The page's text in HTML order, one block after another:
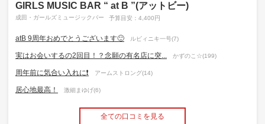
GIRLS MUSIC BAR “ at B ”(アットビー)
成田・ガールズミュージックバー 予算目安：4,400円
atB 9周年おめでとうございます🙂 ルビィニキ一号(7)
実はお会いするの2回目！？念願の有名店に突... かずのこ☆(199)
周年前に気合い入れに❗️ アームストロング(14)
居心地最高！ 激細まゆげ(6)
全ての口コミを見る